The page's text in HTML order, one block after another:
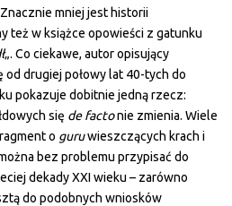
mniej jest historii
też w książce opowieści z gatunku
„. Co ciekawe, autor opisujący
drugiej połowy lat 40-tych do
pokazuje dobitnie jedną rzecz:
się de factonie zmienia. Wiele
o guruwieszczących krach i
bez problemu przypisać do
dekady XXI wieku – zarówno
do podobnych wniosków